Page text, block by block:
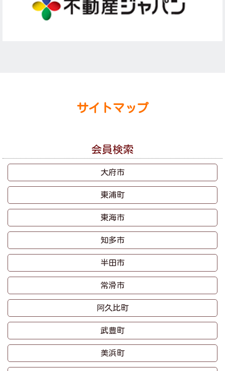
サイトマップ
会員検索
大府市
東浦町
東海市
知多市
半田市
常滑市
阿久比町
武豊町
美浜町